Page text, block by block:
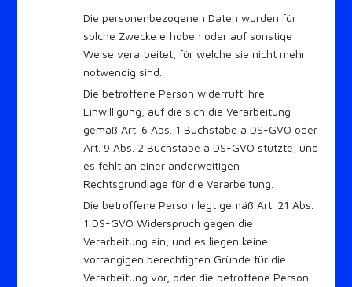
Die personenbezogenen Daten wurden für
solche Zwecke erhoben oder auf sonstige
Weise verarbeitet, für welche sie nicht mehr
notwendig sind.
Die betroffene Person widerruft ihre
Einwilligung, auf die sich die Verarbeitung
gemäß Art. 6 Abs. 1 Buchstabe a DS-GVO oder
Art. 9 Abs. 2 Buchstabe a DS-GVO stützte, und
es fehlt an einer anderweitigen
Rechtsgrundlage für die Verarbeitung.
Die betroffene Person legt gemäß Art. 21 Abs.
1 DS-GVO Widerspruch gegen die
Verarbeitung ein, und es liegen keine
vorrangigen berechtigten Gründe für die
Verarbeitung vor, oder die betroffene Person